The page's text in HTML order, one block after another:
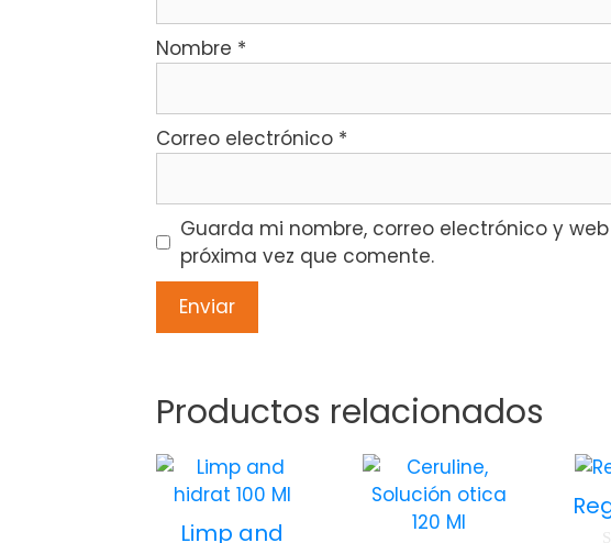
Nombre *
Correo electrónico *
Guarda mi nombre, correo electrónico y
próxima vez que comente.
Productos relacionados
Limp and